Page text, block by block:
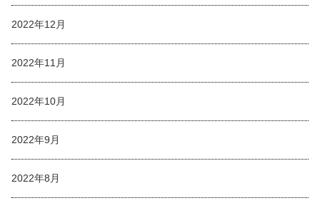
2022年12月
2022年11月
2022年10月
2022年9月
2022年8月